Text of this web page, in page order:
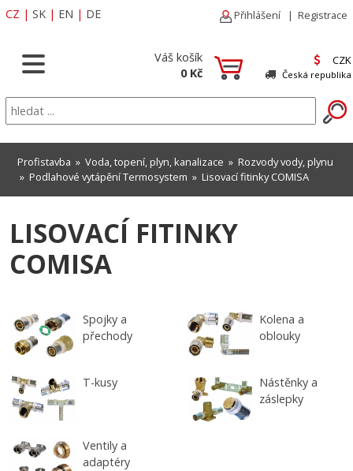
CZ | SK | EN | DE Přihlášení | Registrace
Váš košík
0 Kč
CZK
Česká republika
Profistavba » Voda, topení, plyn, kanalizace » Rozvody vody, plynu
» Podlahové vytápění Termosystem » Lisovací fitinky COMISA
LISOVACÍ FITINKY
COMISA
Spojky a
přechody
Kolena a
oblouky
T-kusy
Nástěnky a
záslepky
Ventily a
adaptéry